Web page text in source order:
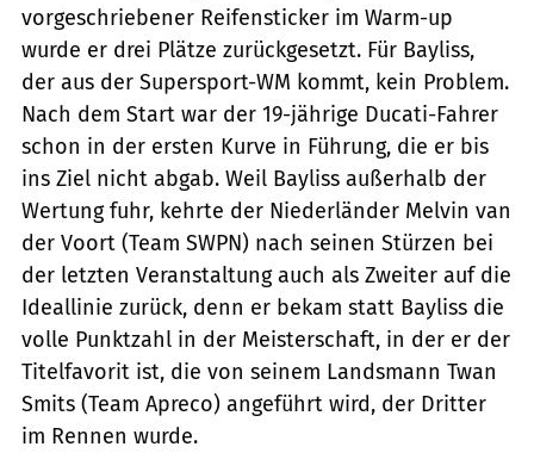
vorgeschriebener Reifensticker im Warm-up
wurde er drei Plätze zurückgesetzt. Für Bayliss,
der aus der Supersport-WM kommt, kein Problem.
Nach dem Start war der 19-jährige Ducati-Fahrer
schon in der ersten Kurve in Führung, die er bis
ins Ziel nicht abgab. Weil Bayliss außerhalb der
Wertung fuhr, kehrte der Niederländer Melvin van
der Voort (Team SWPN) nach seinen Stürzen bei
der letzten Veranstaltung auch als Zweiter auf die
Ideallinie zurück, denn er bekam statt Bayliss die
volle Punktzahl in der Meisterschaft, in der er der
Titelfavorit ist, die von seinem Landsmann Twan
Smits (Team Apreco) angeführt wird, der Dritter
im Rennen wurde.